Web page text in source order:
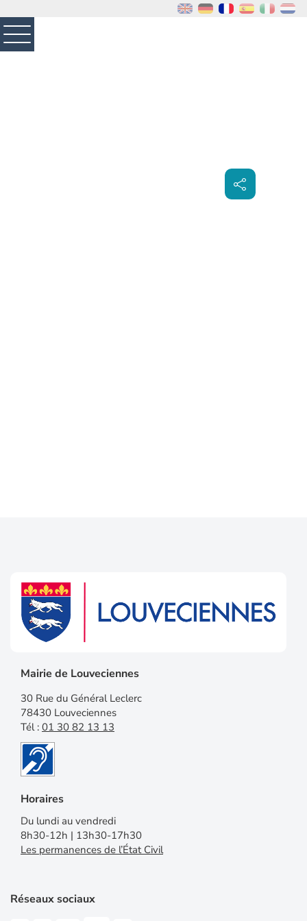
MENU
PRINCIPAL
Partager
sur les
réseaux
sociaux
Mairie de Louveciennes
30 Rue du Général Leclerc
78430 Louveciennes
Tél : 01 30 82 13 13
Horaires
Du lundi au vendredi
8h30-12h | 13h30-17h30
Les permanences de l’État Civil
Réseaux sociaux